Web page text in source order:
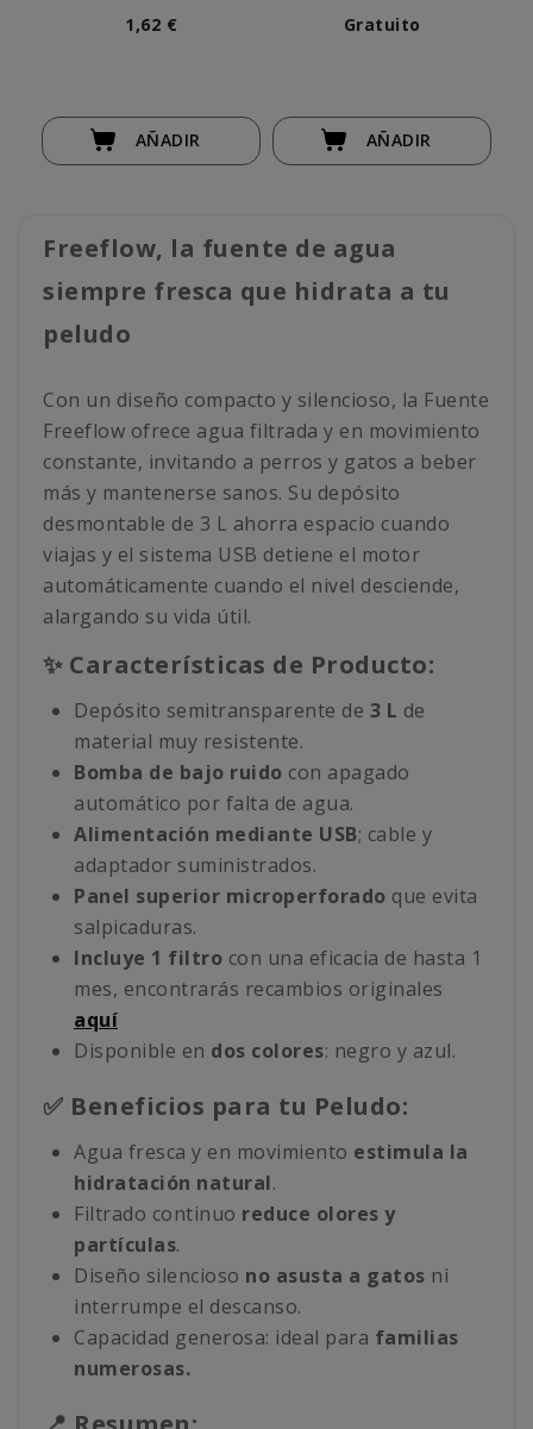
1,62 €
AÑADIR
Gratuito
AÑADIR
Freeflow, la fuente de agua
siempre fresca que hidrata a tu
peludo
Con un diseño compacto y silencioso, la Fuente
Freeflow ofrece agua filtrada y en movimiento
constante, invitando a perros y gatos a beber
más y mantenerse sanos. Su depósito
desmontable de 3 L ahorra espacio cuando
viajas y el sistema USB detiene el motor
automáticamente cuando el nivel desciende,
alargando su vida útil.
✨ Características de Producto:
Depósito semitransparente de 3 L de
material muy resistente.
Bomba de bajo ruido con apagado
automático por falta de agua.
Alimentación mediante USB; cable y
adaptador suministrados.
Panel superior microperforado que evita
salpicaduras.
Incluye 1 filtro con una eficacia de hasta 1
mes, encontrarás recambios originales
aquí
Disponible en dos colores: negro y azul.
✅ Beneficios para tu Peludo:
Agua fresca y en movimiento estimula la
hidratación natural.
Filtrado continuo reduce olores y
partículas.
Diseño silencioso no asusta a gatos ni
interrumpe el descanso.
Capacidad generosa: ideal para familias
numerosas.